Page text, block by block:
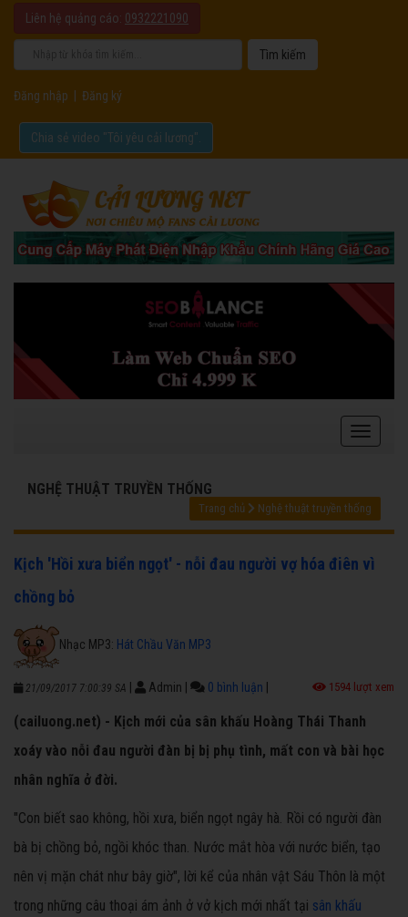
Liên hệ quảng cáo: 0932221090
Đăng nhập Đăng ký
Chia sẻ video "Tôi yêu cải lương".
NGHỆ THUẬT TRUYỀN THỐNG
Trang chủ Nghệ thuật truyền thống
Kịch 'Hồi xưa biển ngọt' - nỗi đau người vợ hóa điên vì
chồng bỏ
Nhạc MP3: Hát Chầu Văn MP3
21/09/2017 7:00:39 SA Admin 0 bình luận 1594 lượt xem
(cailuong.net) - Kịch mới của sân khấu Hoàng Thái Thanh
xoáy vào nỗi đau người đàn bị bị phụ tình, mất con và bài học
nhân nghĩa ở đời.
"Con biết sao không, hồi xưa, biển ngọt ngây hà. Rồi có người đàn
bà bị chồng bỏ, ngồi khóc than. Nước mắt hòa với nước biển, tạo
nên vị mặn chát như bây giờ", lời kể của nhân vật Sáu Thôn là một
trong những câu thoại ám ảnh ở vở kịch mới nhất tại sân khấu